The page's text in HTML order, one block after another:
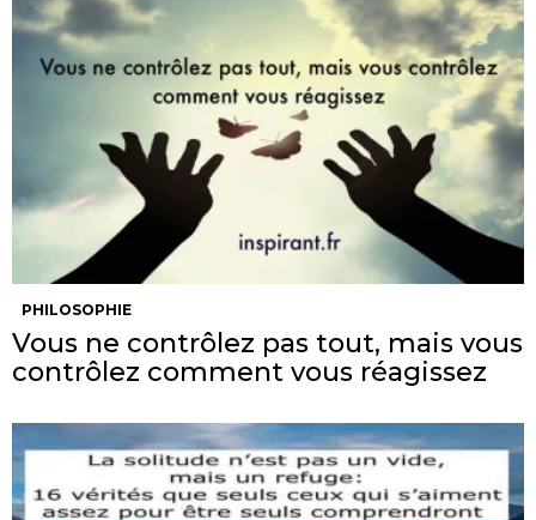
PHILOSOPHIE
Vous ne contrôlez pas tout, mais vous
contrôlez comment vous réagissez